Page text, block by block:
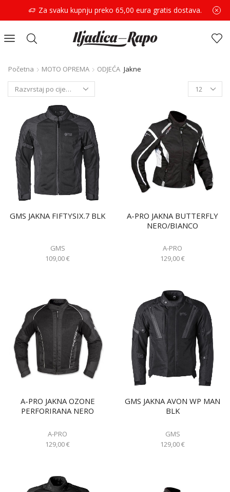
Za svaku kupnju preko 65,00 eura gratis dostava.
Početna MOTO OPREMA ODJEĆA Jakne
GMS JAKNA FIFTYSIX.7 BLK
GMS
109,00€
A-PRO JAKNA BUTTERFLY
NERO/BIANCO
A-PRO
129,00€
A-PRO JAKNA OZONE
PERFORIRANA NERO
A-PRO
129,00€
GMS JAKNA AVON WP MAN
BLK
GMS
129,00€